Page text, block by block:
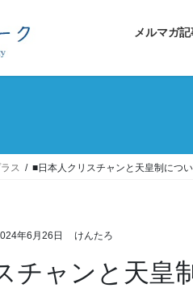
メルマガ
ス ■日本人クリスチャンと天皇制につ
年6月26日 けんたろ
チャンと天皇